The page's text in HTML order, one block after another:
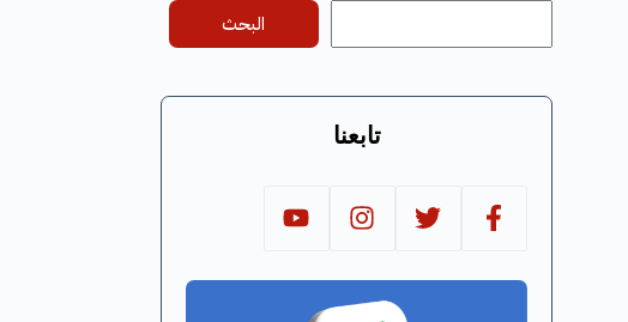
البحث
تابعنا